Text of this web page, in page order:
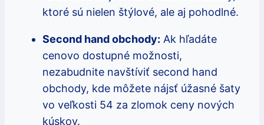
ktoré sú nielen štýlové, ale aj pohodlné.
Second hand obchody: Ak hľadáte
cenovo dostupné možnosti,
nezabudnite navštíviť second hand
obchody, kde môžete nájsť úžasné šaty
vo veľkosti 54 za zlomok ceny nových
kúskov.